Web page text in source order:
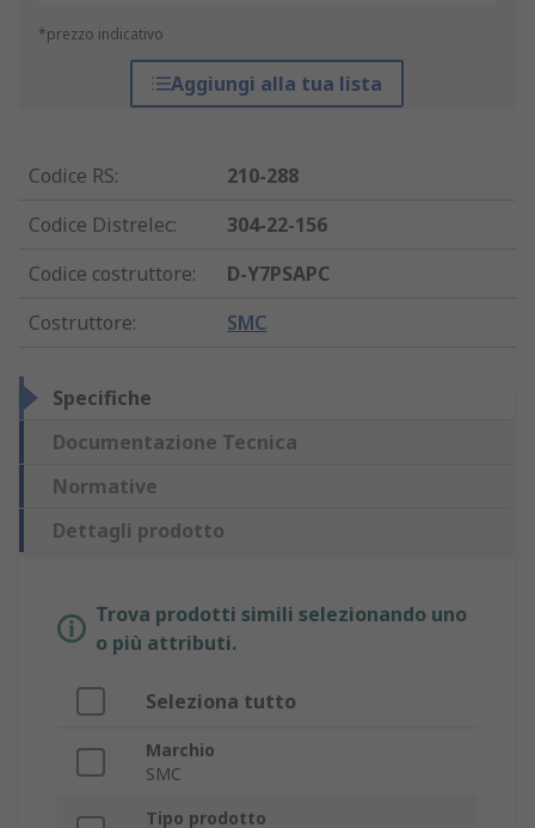
*prezzo indicativo
Aggiungi alla tua lista
Codice RS:
210-288
Codice Distrelec:
304-22-156
Codice costruttore:
D-Y7PSAPC
Costruttore: SMC
Specifiche
Documentazione Tecnica
Normative
Dettagli prodotto
Trova prodotti simili selezionando uno
o più attributi.
Seleziona tutto
Marchio
SMC
Tipo prodotto